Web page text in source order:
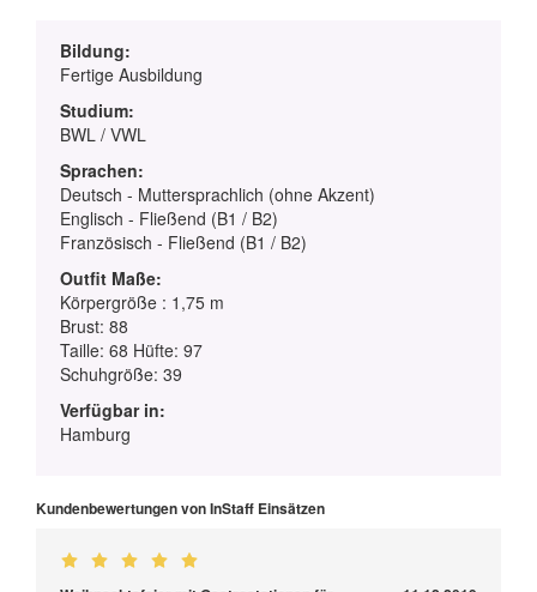
Bildung:
Fertige Ausbildung
Studium:
BWL / VWL
Sprachen:
Deutsch - Muttersprachlich (ohne Akzent)
Englisch - Fließend (B1 / B2)
Französisch - Fließend (B1 / B2)
Outfit Maße:
Körpergröße : 1,75 m
Brust: 88
Taille: 68 Hüfte: 97
Schuhgröße: 39
Verfügbar in:
Hamburg
Kundenbewertungen von InStaff Einsätzen